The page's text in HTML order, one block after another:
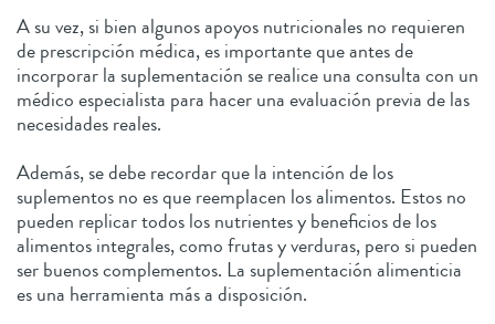
A su vez, si bien algunos apoyos nutricionales no requieren
de prescripción médica, es importante que antes de
incorporar la suplementación se realice una consulta con un
médico especialista para hacer una evaluación previa de las
necesidades reales.
Además, se debe recordar que la intención de los
suplementos no es que reemplacen los alimentos. Estos no
pueden replicar todos los nutrientes y beneficios de los
alimentos integrales, como frutas y verduras, pero si pueden
ser buenos complementos. La suplementación alimenticia
es una herramienta más a disposición.